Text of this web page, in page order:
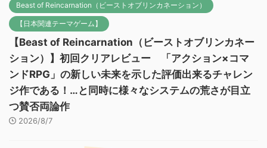
Beast of Reincarnation（ビーストオブリンカネーション）
【日本関連テーマゲーム】
【Beast of Reincarnation（ビーストオブリンカネー
ション）】初回クリアレビュー 「アクション×コマ
ンドRPG」の新しい未来を示した評価出来るチャレン
ジ作である！…と同時に様々なシステムの荒さが目立
つ賛否両論作
2026/8/7